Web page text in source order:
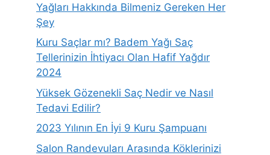
Yağları Hakkında Bilmeniz Gereken Her
Şey
Kuru Saçlar mı? Badem Yağı Saç
Tellerinizin İhtiyacı Olan Hafif Yağdır
2024
Yüksek Gözenekli Saç Nedir ve Nasıl
Tedavi Edilir?
2023 Yılının En İyi 9 Kuru Şampuanı
Salon Randevuları Arasında Köklerinizi